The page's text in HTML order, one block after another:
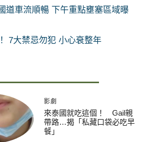
道車流順暢 下午重點壅塞區域曝
7大禁忌勿犯 小心衰整年
影劇
來泰國就吃這個！ Gail親
帶路…揭「私藏口袋必吃早
餐」